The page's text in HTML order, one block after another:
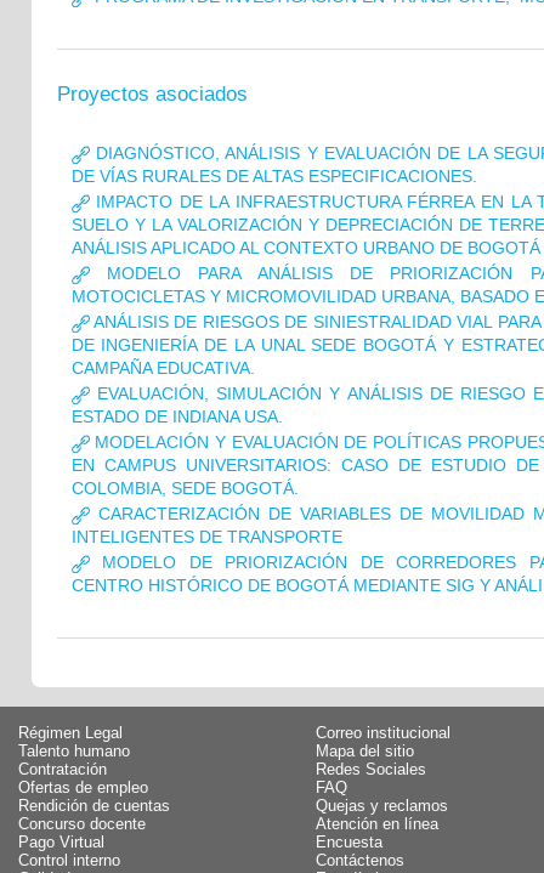
Proyectos asociados
DIAGNÓSTICO, ANÁLISIS Y EVALUACIÓN DE LA
DE VÍAS RURALES DE ALTAS ESPECIFICACIONES.
IMPACTO DE LA INFRAESTRUCTURA FÉRREA EN LA
SUELO Y LA VALORIZACIÓN Y DEPRECIACIÓN DE
ANÁLISIS APLICADO AL CONTEXTO URBANO DE BOGOTÁ
MODELO PARA ANÁLISIS DE PRIORIZACIÓN
MOTOCICLETAS Y MICROMOVILIDAD URBANA, BASADO
ANÁLISIS DE RIESGOS DE SINIESTRALIDAD VIAL
DE INGENIERÍA DE LA UNAL SEDE BOGOTÁ Y
CAMPAÑA EDUCATIVA.
EVALUACIÓN, SIMULACIÓN Y ANÁLISIS DE RIESGO
ESTADO DE INDIANA USA.
MODELACIÓN Y EVALUACIÓN DE POLÍTICAS
EN CAMPUS UNIVERSITARIOS: CASO DE ESTUDIO
COLOMBIA, SEDE BOGOTÁ.
CARACTERIZACIÓN DE VARIABLES DE MOVILIDAD
INTELIGENTES DE TRANSPORTE
MODELO DE PRIORIZACIÓN DE CORREDORES
CENTRO HISTÓRICO DE BOGOTÁ MEDIANTE SIG Y
Régimen Legal
Talento humano
Contratación
Ofertas de empleo
Rendición de cuentas
Concurso docente
Pago Virtual
Control interno
Correo institucional
Mapa del sitio
Redes Sociales
FAQ
Quejas y reclamos
Atención en línea
Encuesta
Contáctenos